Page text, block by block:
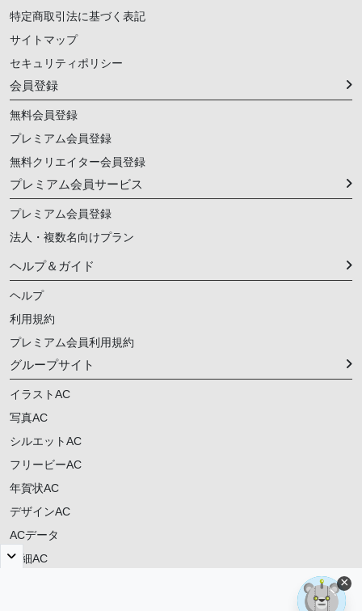
特定商取引法に基づく表記
サイトマップ
セキュリティポリシー
会員登録
無料会員登録
プレミアム会員登録
無料クリエイター会員登録
プレミアム会員サービス
プレミアム会員登録
法人・複数名向けプラン
ヘルプ＆ガイド
ヘルプ
利用規約
プレミアム会員利用規約
グループサイト
イラストAC
写真AC
シルエットAC
フリービーAC
年賀状AC
デザインAC
ACデータ
明細AC
×